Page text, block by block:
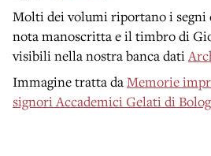
Molti dei volumi riportano i segni
nota manoscritta e il timbro di
visibili nella nostra banca dati
Immagine tratta daMemorie
signori Accademici Gelati di